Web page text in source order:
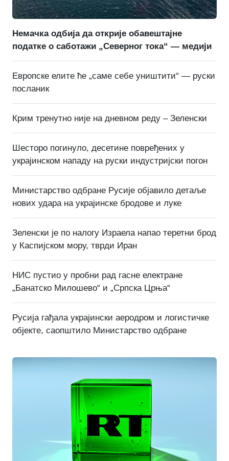
Немачка одбија да открије обавештајне
податке о саботажи „Северног тока“ — медији
Европске елите ће „саме себе уништити“ — руски
посланик
Крим тренутно није на дневном реду – Зеленски
Шесторо погинуло, десетине повређених у
украјинском нападу на руски индустријски погон
Министарство одбране Русије објавило детаље
нових удара на украјинске бродове и луке
Зеленски је по налогу Израела напао теретни брод
у Каспијском мору, тврди Иран
НИС пустио у пробни рад гасне електране
„Банатско Милошево“ и „Српска Црња“
Русија гађала украјински аеродром и логистичке
објекте, саопштило Министарство одбране